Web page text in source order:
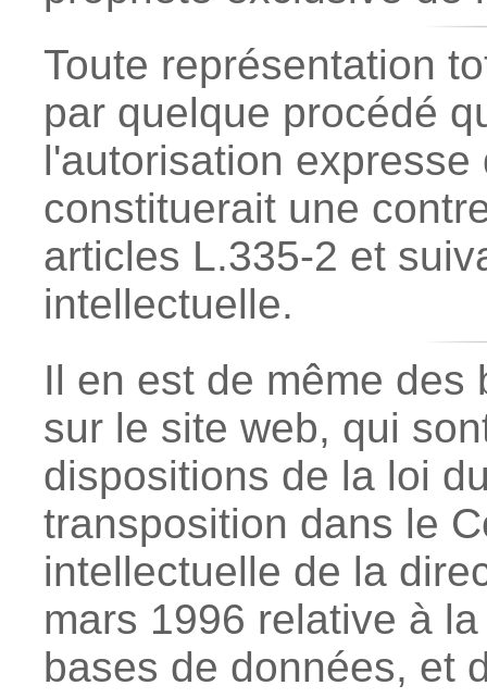
Toute représentation
par quelque procédé
l'autorisation
constituerait une
articles L.335-2 et
intellectuelle.
Il en est de même des
sur le site web, qui
dispositions de la loi
transposition dans le
intellectuelle de la
mars 1996 relative à
bases de données, et